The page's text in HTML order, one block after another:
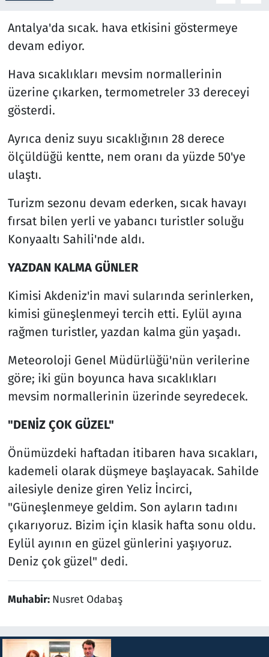
Antalya'da sıcak. hava etkisini göstermeye
devam ediyor.
Hava sıcaklıkları mevsim normallerinin
üzerine çıkarken, termometreler 33 dereceyi
gösterdi.
Ayrıca deniz suyu sıcaklığının 28 derece
ölçüldüğü kentte, nem oranı da yüzde 50'ye
ulaştı.
Turizm sezonu devam ederken, sıcak havayı
fırsat bilen yerli ve yabancı turistler soluğu
Konyaaltı Sahili'nde aldı.
YAZDAN KALMA GÜNLER
Kimisi Akdeniz'in mavi sularında serinlerken,
kimisi güneşlenmeyi tercih etti. Eylül ayına
rağmen turistler, yazdan kalma gün yaşadı.
Meteoroloji Genel Müdürlüğü'nün verilerine
göre; iki gün boyunca hava sıcaklıkları
mevsim normallerinin üzerinde seyredecek.
"DENİZ ÇOK GÜZEL"
Önümüzdeki haftadan itibaren hava sıcakları,
kademeli olarak düşmeye başlayacak. Sahilde
ailesiyle denize giren Yeliz İncirci,
"Güneşlenmeye geldim. Son ayların tadını
çıkarıyoruz. Bizim için klasik hafta sonu oldu.
Eylül ayının en güzel günlerini yaşıyoruz.
Deniz çok güzel" dedi.
Muhabir: Nusret Odabaş
Seçim 2023
Spor
Teknoloji ve Bilim
Televizyon